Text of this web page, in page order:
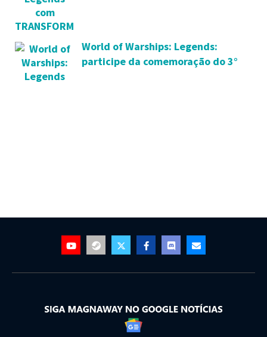
World of Warships: Legends:
participe da comemoração do 3°